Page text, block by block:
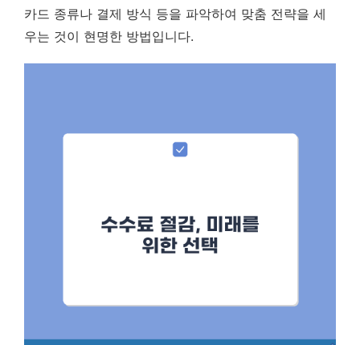
카드 종류나 결제 방식 등을 파악하여 맞춤 전략을 세
우는 것이 현명한 방법입니다.